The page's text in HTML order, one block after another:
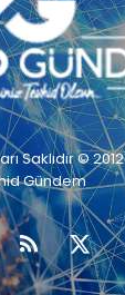
Saklıdır © 2012
Gündem